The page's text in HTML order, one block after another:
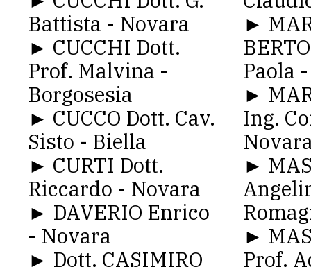
Battista - Novara
► CUCCHI Dott.
Prof. Malvina -
Borgosesia
► CUCCO Dott. Cav.
Sisto - Biella
► CURTI Dott.
Riccardo - Novara
► DAVERIO Enrico
- Novara
► Dott. CASIMIRO
►
Paola
►
Ing.
►
►
Prof.